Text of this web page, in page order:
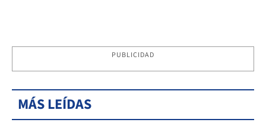
PUBLICIDAD
MÁS LEÍDAS